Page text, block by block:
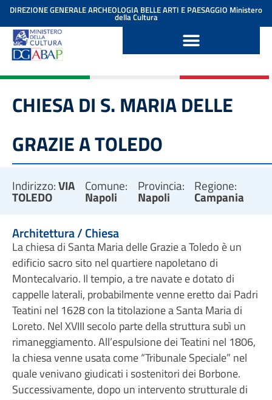
contenuto
DIREZIONE GENERALE ARCHEOLOGIA BELLE ARTI E PAESAGGIO Ministero
della Cultura
CHIESA DI S. MARIA DELLE
GRAZIE A TOLEDO
Indirizzo:VIA
TOLEDO
Comune:
Napoli
Provincia:
Napoli
Regione:
Campania
Architettura / Chiesa
La chiesa di Santa Maria delle Grazie a Toledo è un
edificio sacro sito nel quartiere napoletano di
Montecalvario. Il tempio, a tre navate e dotato di
cappelle laterali, probabilmente venne eretto dai Padri
Teatini nel 1628 con la titolazione a Santa Maria di
Loreto. Nel XVIII secolo parte della struttura subì un
rimaneggiamento. All’espulsione dei Teatini nel 1806,
la chiesa venne usata come “Tribunale Speciale” nel
quale venivano giudicati i sostenitori dei Borbone.
Successivamente, dopo un intervento strutturale di